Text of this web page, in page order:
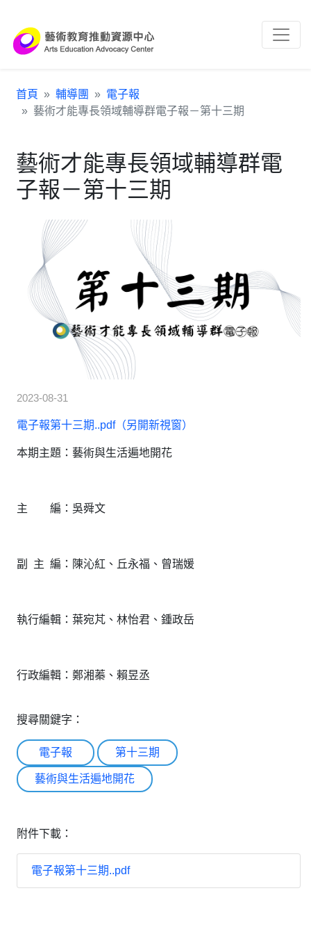
首頁 輔導團
電子報
藝術才能專長領域輔導群電子報－第十三期
藝術才能專長領域輔導群電
子報－第十三期
2023-08-31
電子報第十三期..pdf（另開新視窗）
本期主題：藝術與生活遍地開花
主 編：吳舜文
副 主 編：陳沁紅、丘永福、曾瑞媛
執行編輯：葉宛芃、林怡君、鍾政岳
行政編輯：鄭湘蓁、賴昱丞
搜尋關鍵字：
電子報 第十三期
藝術與生活遍地開花
附件下載：
電子報第十三期..pdf